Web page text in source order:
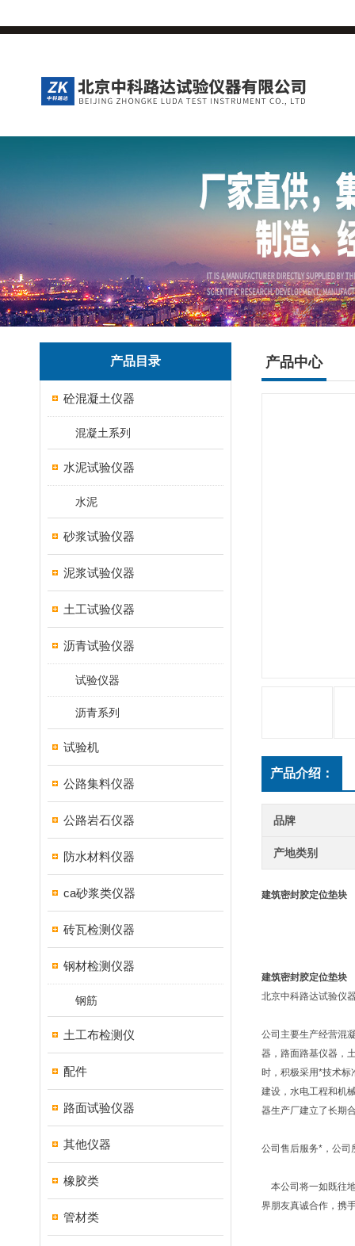
产品目录
砼混凝土仪器
混凝土系列
水泥试验仪器
水泥
砂浆试验仪器
泥浆试验仪器
土工试验仪器
沥青试验仪器
试验仪器
沥青系列
试验机
公路集料仪器
公路岩石仪器
防水材料仪器
ca砂浆类仪器
砖瓦检测仪器
钢材检测仪器
钢筋
土工布检测仪
配件
路面试验仪器
其他仪器
橡胶类
管材类
产品中心
产品介绍：
品牌
产地类别
建筑密封胶定位垫块
建筑密封胶定位垫块
北京中科路达试验仪
公司主要生产经营混
器，路面路基仪器，
时，积极采用*技术
建设，水电工程和机
器生产厂建立了长期
公司售后服务*，公司
本公司将一如既往
界朋友真诚合作，携